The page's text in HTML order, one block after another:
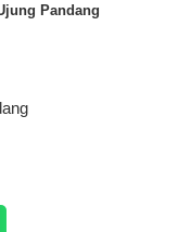
Pandang